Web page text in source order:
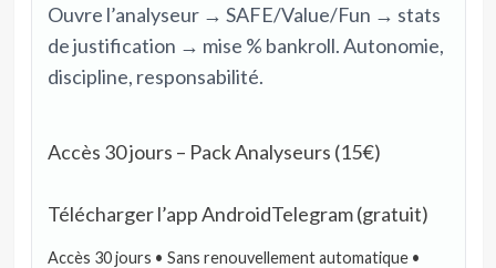
Ouvre l’analyseur → SAFE/Value/Fun → stats
de justification → mise % bankroll. Autonomie,
discipline, responsabilité.
Accès 30 jours – Pack Analyseurs (15€)
Télécharger l’app AndroidTelegram (gratuit)
Accès 30 jours • Sans renouvellement automatique •